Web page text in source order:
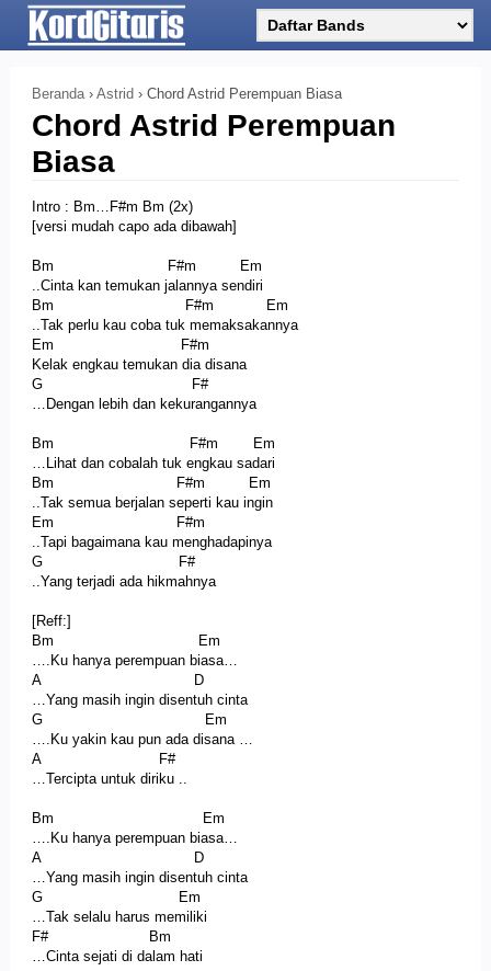
Beranda › Astrid › Chord Astrid Perempuan Biasa
Chord Astrid Perempuan
Biasa
Intro : Bm…F#m Bm (2x)
[versi mudah capo ada dibawah]
Bm F#m Em
..Cinta kan temukan jalannya sendiri
Bm F#m Em
..Tak perlu kau coba tuk memaksakannya
Em F#m
Kelak engkau temukan dia disana
G F#
…Dengan lebih dan kekurangannya
Bm F#m Em
…Lihat dan cobalah tuk engkau sadari
Bm F#m Em
..Tak semua berjalan seperti kau ingin
Em F#m
..Tapi bagaimana kau menghadapinya
G F#
..Yang terjadi ada hikmahnya
[Reff:]
Bm Em
….Ku hanya perempuan biasa…
A D
…Yang masih ingin disentuh cinta
G Em
….Ku yakin kau pun ada disana …
A F#
…Tercipta untuk diriku ..
Bm Em
….Ku hanya perempuan biasa…
A D
…Yang masih ingin disentuh cinta
G Em
…Tak selalu harus memiliki
F# Bm
…Cinta sejati di dalam hati